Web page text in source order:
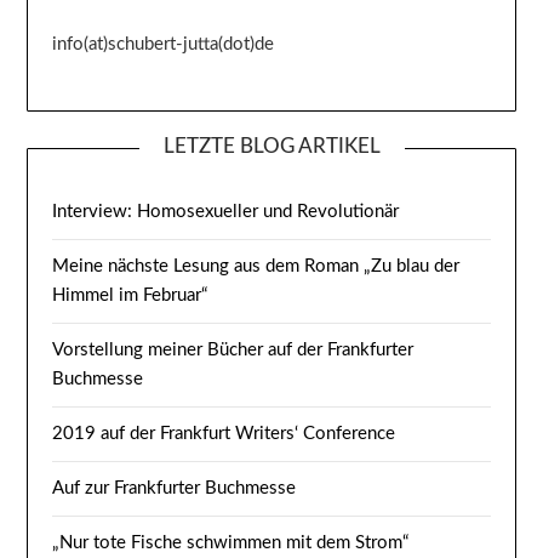
info(at)schubert-jutta(dot)de
LETZTE BLOG ARTIKEL
Interview: Homosexueller und Revolutionär
Meine nächste Lesung aus dem Roman „Zu blau der
Himmel im Februar“
Vorstellung meiner Bücher auf der Frankfurter
Buchmesse
2019 auf der Frankfurt Writers‘ Conference
Auf zur Frankfurter Buchmesse
„Nur tote Fische schwimmen mit dem Strom“